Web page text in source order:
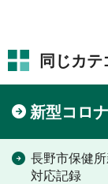
同じカ
新型コロ
長野市保健
対応記録